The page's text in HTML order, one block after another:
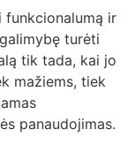
funkcionalumą ir
turėti
tik tada, kai jo
mažiems, tiek
panaudojimas.